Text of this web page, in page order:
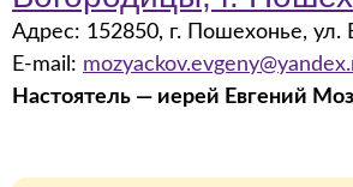
Адрес: 152850, г. Пошехонье, ул.
E-mail:
Настоятель — иерей Евгений